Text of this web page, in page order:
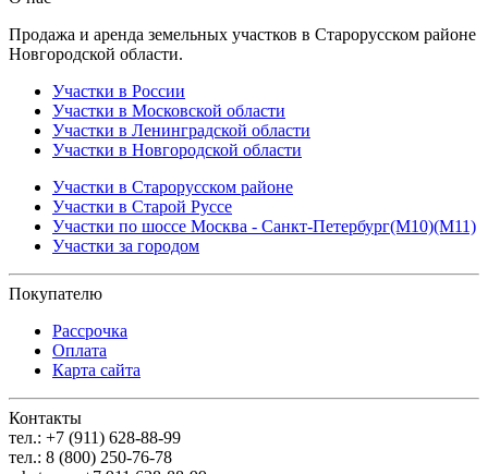
Продажа и аренда земельных участков в Старорусском районе
Новгородской области.
Участки в России
Участки в Московской области
Участки в Ленинградской области
Участки в Новгородской области
Участки в Старорусском районе
Участки в Старой Руссе
Участки по шоссе Москва - Санкт-Петербург(М10)(М11)
Участки за городом
Покупателю
Рассрочка
Оплата
Карта сайта
Контакты
тел.: +7 (911) 628-88-99
тел.: 8 (800) 250-76-78